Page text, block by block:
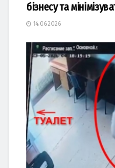
бізнесу та
14.06.2026